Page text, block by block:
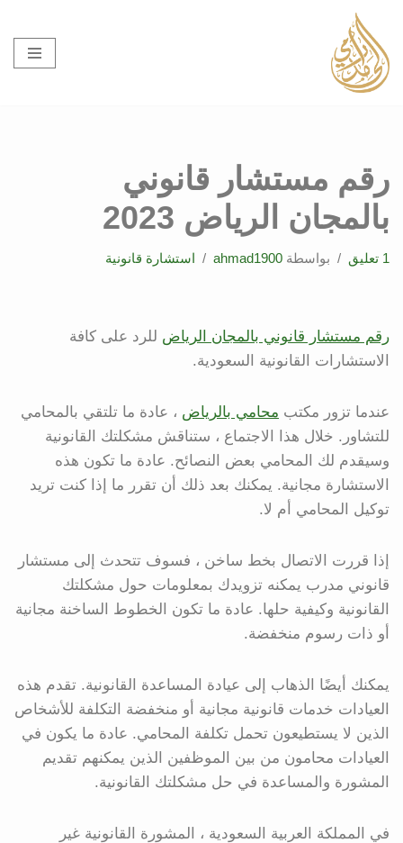
تخطى
إلى
المحتوى
رقم مستشار قانوني
بالمجان الرياض 2023
1 تعليق بواسطة ahmad1900 استشارة قانونية
رقم مستشار قانوني بالمجان الرياض للرد على كافة
الاستشارات القانونية السعودية.
عندما تزور مكتب محامي بالرياض ، عادة ما تلتقي بالمحامي
للتشاور. خلال هذا الاجتماع ، ستناقش مشكلتك القانونية
وسيقدم لك المحامي بعض النصائح. عادة ما تكون هذه
الاستشارة مجانية. يمكنك بعد ذلك أن تقرر ما إذا كنت تريد
توكيل المحامي أم لا.
إذا قررت الاتصال بخط ساخن ، فسوف تتحدث إلى مستشار
قانوني مدرب يمكنه تزويدك بمعلومات حول مشكلتك
القانونية وكيفية حلها. عادة ما تكون الخطوط الساخنة مجانية
أو ذات رسوم منخفضة.
يمكنك أيضًا الذهاب إلى عيادة المساعدة القانونية. تقدم هذه
العيادات خدمات قانونية مجانية أو منخفضة التكلفة للأشخاص
الذين لا يستطيعون تحمل تكلفة المحامي. عادة ما يكون في
العيادات محامون من بين الموظفين الذين يمكنهم تقديم
المشورة والمساعدة في حل مشكلتك القانونية.
في المملكة العربية السعودية ، المشورة القانونية غير